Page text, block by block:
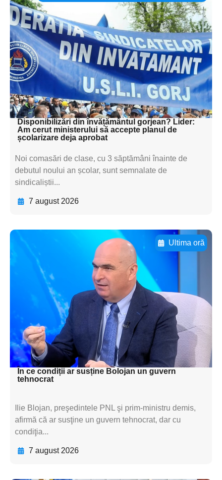
Adaugă aici textul pentru
subtitluAdaugă aici
textul pentru
subtitluAdaugă aici
textul pentru
subtitluAdaugă aici
textul pentru subti
Disponibilizări din învățământul gorjean? Lider:
Am cerut ministerului să accepte planul de
școlarizare deja aprobat
Noi comasări de clase, cu 3 săptămâni înainte de
debutul noului an școlar, sunt semnalate de
sindicaliștii...
7 august 2026
Ultima oră
Adaugă aici textul pentru
subtitluAdaugă aici
textul pentru
subtitluAdaugă aici
textul pentru
subtitluAdaugă aici
textul pentru subti
În ce condiții ar susține Bolojan un guvern
tehnocrat
Ilie Blojan, preşedintele PNL şi prim-ministru demis,
afirmă că ar susţine un guvern tehnocrat, dar cu
condiţia...
7 august 2026